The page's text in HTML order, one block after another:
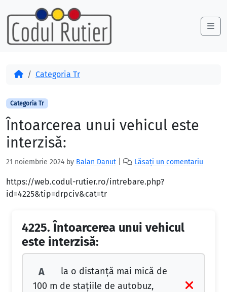
Skip to content
Skip to footer
AcasăCategoria Tr
Categoria Tr
Întoarcerea unui vehicul este
interzisă:
21 noiembrie 2024 by Balan Danut Lăsați un comentariu
https://web.codul-rutier.ro/intrebare.php?
id=4225&tip=drpciv&cat=tr
4225. Întoarcerea unui vehicul
este interzisă:
A
la o distanță mai mică de
100 m de stațiile de autobuz,